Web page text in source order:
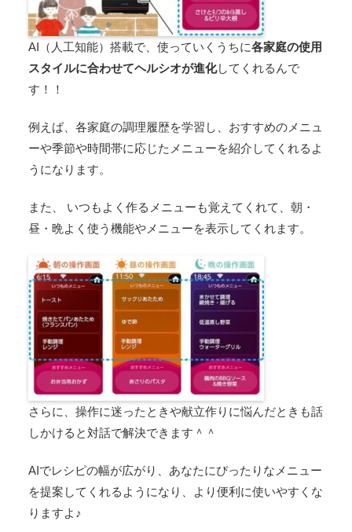
AI（人工知能）搭載で、使っていくうちに各家庭の使用
スタイルに合わせてヘルシオが進化してくれるんで
す！！
例えば、各家庭の調理履歴を学習し、おすすめのメニュ
ーや季節や時間帯に応じたメニューを紹介してくれるよ
うになります。
また、 いつもよく作るメニューも覚えてくれて、朝・
昼・晩よく使う機能やメニューを表示してくれます。
さらに、操作に迷ったときや献立作りに悩んだときも話
しかけると対話で解決できます＾＾
AIでレシピの幅が広がり、あなたにぴったりなメニュー
を提案してくれるようになり、より便利に使いやすくな
りますよ♪